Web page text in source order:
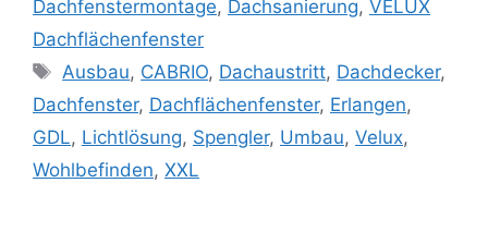
Dachfenstermontage, Dachsanierung, VELUX
Dachflächenfenster
Schlagwörter
Ausbau, CABRIO, Dachaustritt, Dachdecker,
Dachfenster, Dachflächenfenster, Erlangen,
GDL, Lichtlösung, Spengler, Umbau, Velux,
Wohlbefinden, XXL